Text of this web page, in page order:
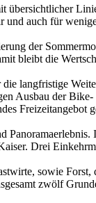
und auch für
der
bleibt die
langfristige
Ausbau der
Freizeitangebot
Drei
sowie
zwölf